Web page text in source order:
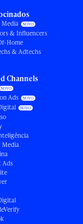
& Influencers
Home
& Adtechs
Channels
Ads
Media
Ads